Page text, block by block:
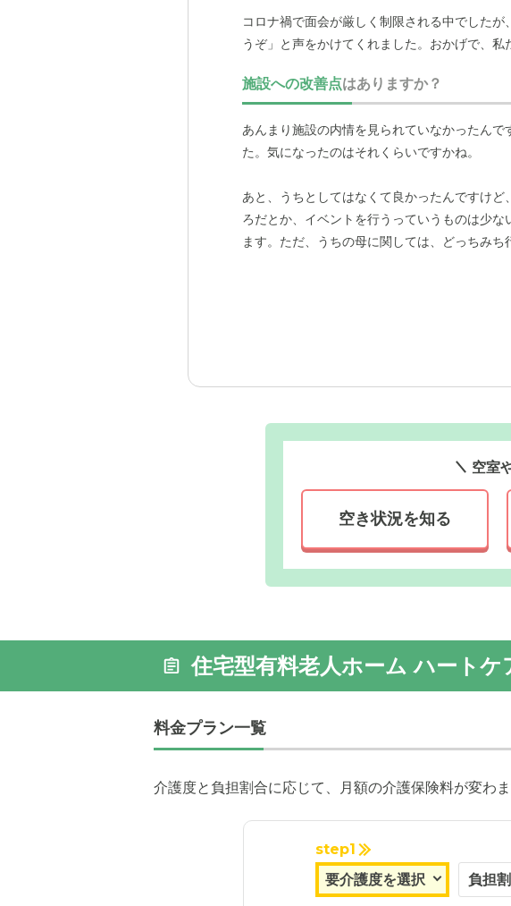
外観: 緑を基調とした外観
やかさを添えています。
コロナ禍で面会が厳しく制限される中でした
うぞ」と声をかけてくれました。おかげで、私
施設への改善点はありますか？
あんまり施設の内情を見られていなかったん
た。気になったのはそれくらいですかね。
あと、うちとしてはなくて良かったんですけ
ろだとか、イベントを行うっていうものは少
ます。ただ、うちの母に関しては、どっちみ
空室
空き状況を知る
住宅型有料老人ホーム ハート
料金プラン一覧
介護度と負担割合に応じて、月額の介護保険料が変わま
step1